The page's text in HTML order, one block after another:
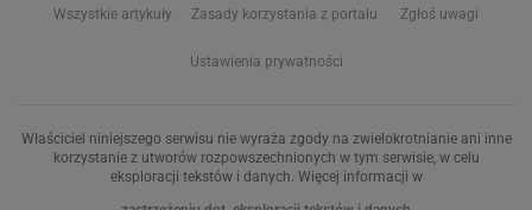
Wszystkie artykuły Zasady korzystania z portalu Zgłoś uwagi
Ustawienia prywatności
Właściciel niniejszego serwisu nie wyraża zgody na zwielokrotnianie ani inne
korzystanie z utworów rozpowszechnionych w tym serwisie, w celu
eksploracji tekstów i danych. Więcej informacji w